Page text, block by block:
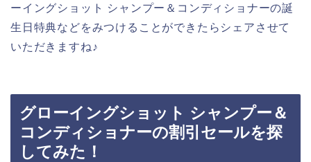
ーイングショット シャンプー＆コンディショナーの誕
生日特典などをみつけることができたらシェアさせて
いただきますね♪
グローイングショット シャンプー＆
コンディショナーの割引セールを探
してみた！